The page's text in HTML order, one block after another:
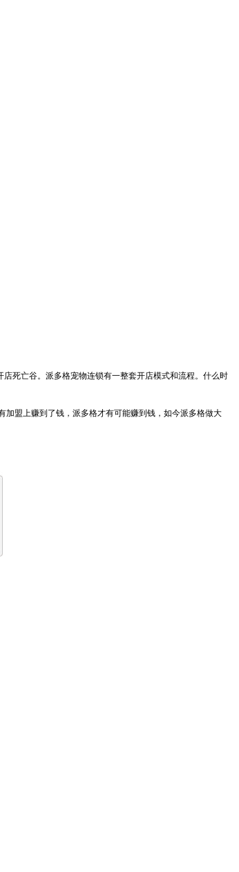
死亡谷。派多格宠物连锁有一整套开店模式和流程。什么时
盟上赚到了钱，派多格才有可能赚到钱，如今派多格做大